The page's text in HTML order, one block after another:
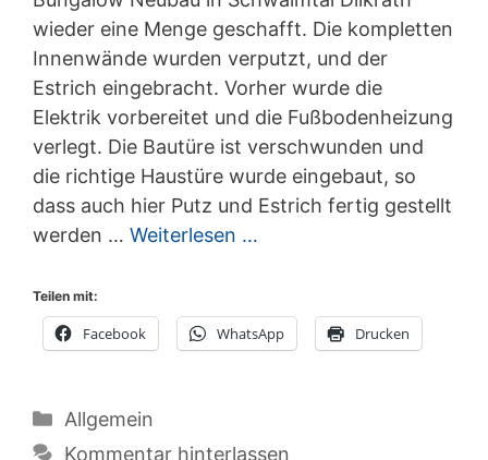
wieder eine Menge geschafft. Die kompletten
Innenwände wurden verputzt, und der
Estrich eingebracht. Vorher wurde die
Elektrik vorbereitet und die Fußbodenheizung
verlegt. Die Bautüre ist verschwunden und
die richtige Haustüre wurde eingebaut, so
dass auch hier Putz und Estrich fertig gestellt
werden … Weiterlesen …
Teilen mit:
Facebook WhatsApp Drucken
Kategorien
Allgemein
Kommentar hinterlassen